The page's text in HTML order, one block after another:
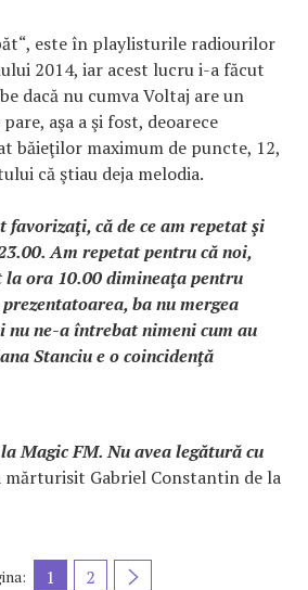
este în playlisturile radiourilor
2014, iar acest lucru i-a făcut
dacă nu cumva Voltaj are un
aşa a şi fost, deoarece
băieţilor maximum de puncte, 12,
că ştiau deja melodia.
favorizaţi, că de ce am repetat şi
Am repetat pentru că noi,
la ora 10.00 dimineaţa pentru
ba nu mergea
nu ne-a întrebat nimeni cum au
Stanciu e o coincidenţă
Magic FM. Nu avea legătură cu
mărturisit Gabriel Constantin de la
1 2